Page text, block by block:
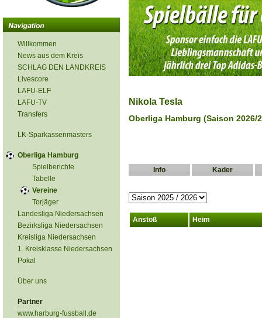
Willkommen
News aus dem Kreis
SCHLAG DEN LANDKREIS
Livescore
LAFU-ELF
LAFU-TV
Transfers
LK-Sparkassenmasters
Oberliga Hamburg
Spielberichte
Tabelle
Vereine
Torjäger
Landesliga Niedersachsen
Bezirksliga Niedersachsen
Kreisliga Niedersachsen
1. Kreisklasse Niedersachsen
Pokal
Über uns
Partner
www.harburg-fussball.de
Nikola Tesla
Oberliga Hamburg (Saison 2026/
Info Kader
Anstoß Heim